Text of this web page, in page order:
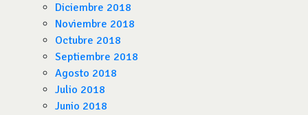
Diciembre 2018
Noviembre 2018
Octubre 2018
Septiembre 2018
Agosto 2018
Julio 2018
Junio 2018